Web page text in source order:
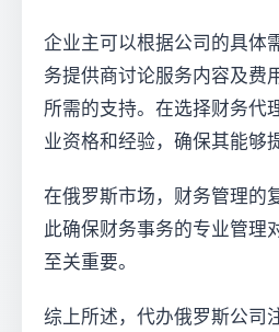
企业主可以根据公司的具体
务提供商讨论服务内容及费
所需的支持。在选择财务代
业资格和经验，确保其能够
在俄罗斯市场，财务管理的
此确保财务事务的专业管理
至关重要。
综上所述，代办俄罗斯公司